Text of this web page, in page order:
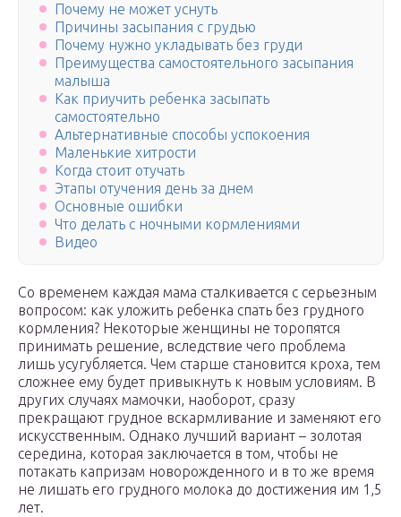
Почему не может уснуть
Причины засыпания с грудью
Почему нужно укладывать без груди
Преимущества самостоятельного засыпания
малыша
Как приучить ребенка засыпать
самостоятельно
Альтернативные способы успокоения
Маленькие хитрости
Когда стоит отучать
Этапы отучения день за днем
Основные ошибки
Что делать с ночными кормлениями
Видео
Со временем каждая мама сталкивается с серьезным
вопросом: как уложить ребенка спать без грудного
кормления? Некоторые женщины не торопятся
принимать решение, вследствие чего проблема
лишь усугубляется. Чем старше становится кроха, тем
сложнее ему будет привыкнуть к новым условиям. В
других случаях мамочки, наоборот, сразу
прекращают грудное вскармливание и заменяют его
искусственным. Однако лучший вариант – золотая
середина, которая заключается в том, чтобы не
потакать капризам новорожденного и в то же время
не лишать его грудного молока до достижения им 1,5
лет.